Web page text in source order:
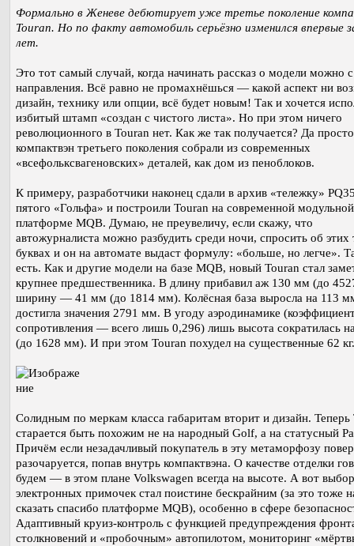
Формально в Женеве дебютирует уже третье поколение
Touran. Но по факту автомобиль серьёзно изменился впервые
лет.
Это тот самый случай, когда начинать рассказ о модели можно
направления. Всё равно не промахнёшься — какой аспект ни
дизайн, технику или опции, всё будет новым! Так и хочется
избитый штамп «создан с чистого листа». Но при этом ничего
революционного в Touran нет. Как же так получается? Да просто
компактвэн третьего поколения собрали из современных
«всефольксвагеновских» деталей, как дом из пеноблоков.
К примеру, разработчики наконец сдали в архив «тележку»
пятого «Гольфа» и построили Touran на современной модульной
платформе MQB. Думаю, не преувеличу, если скажу, что
автожурналиста можно разбудить среди ночи, спросить об этих
буквах и он на автомате выдаст формулу: «больше, но легче».
есть. Как и другие модели на базе MQB, новый Touran стал
крупнее предшественника. В длину прибавил аж 130 мм (до
ширину — 41 мм (до 1814 мм). Колёсная база выросла на 113
достигла значения 2791 мм. В угоду аэродинамике
сопротивления — всего лишь 0,296) лишь высота сократилась
(до 1628 мм). И при этом Touran похудел на существенные 62 кг.
Солидным по меркам класса габаритам вторит и дизайн. Теперь
старается быть похожим не на народный Golf, а на статусный
Причём если незадачливый покупатель в эту метаморфозу
разочаруется, попав внутрь компактвэна. О качестве отделки
будем — в этом плане Volkswagen всегда на высоте. А вот
электронных примочек стал поистине бескрайним (за это тоже
сказать спасибо платформе MQB), особенно в сфере
Адаптивный круиз-контроль с функцией предупреждения
столкновений и «пробочным» автопилотом, мониторинг